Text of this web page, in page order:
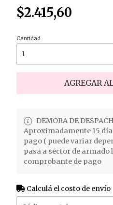
$2.415,60
Cantidad
AGREGAR
DEMORA DE
Aproximadamente 15
pago ( puede variar
pasa a sector de armado
comprobante de pago
Calculá el costo de envío